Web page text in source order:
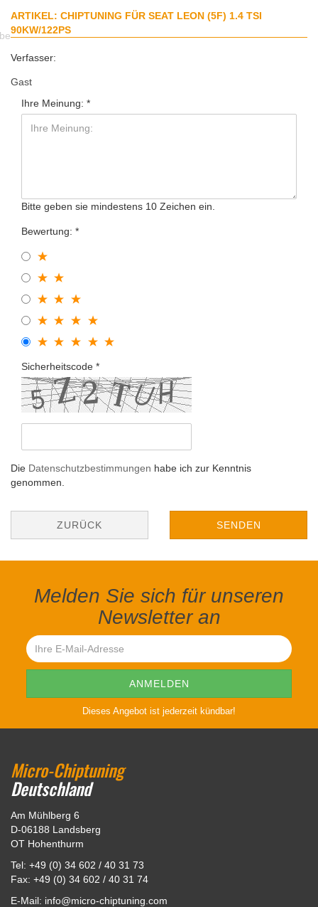
ARTIKEL: CHIPTUNING FÜR SEAT LEON (5F) 1.4 TSI
90KW/122PS
Verfasser:
Gast
Ihre Meinung:
Bitte geben sie mindestens 10 Zeichen ein.
Bewertung:
Sicherheitscode
Die Datenschutzbestimmungen habe ich zur Kenntnis
genommen.
ZURÜCK SENDEN
Melden Sie sich für unseren
Newsletter an
Dieses Angebot ist jederzeit kündbar!
Micro-Chiptuning
Deutschland
Am Mühlberg 6
D-06188 Landsberg
OT Hohenthurm
Tel: +49 (0) 34 602 / 40 31 73
Fax: +49 (0) 34 602 / 40 31 74
E-Mail: info@micro-chiptuning.com